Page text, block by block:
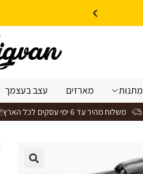
מתנות מארזים עצב בעצמך
משלוח מהיר עד 6 ימי עסקים לכל הארץ